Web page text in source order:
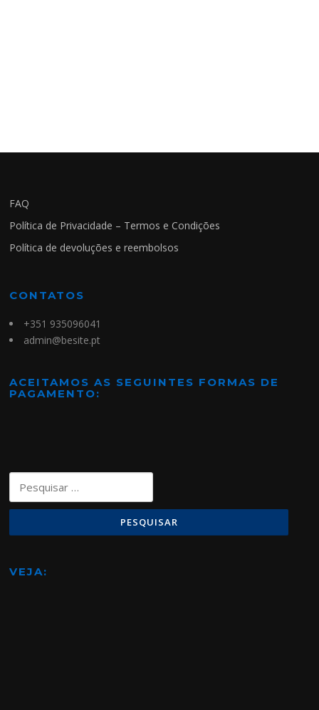
FAQ
Política de Privacidade – Termos e Condições
Política de devoluções e reembolsos
CONTATOS
+351 935096041
admin@besite.pt
ACEITAMOS AS SEGUINTES FORMAS DE
PAGAMENTO:
VEJA: